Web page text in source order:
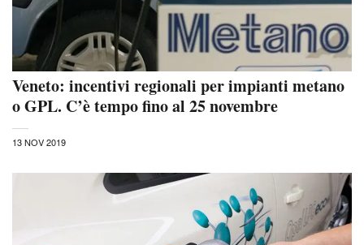
Veneto: incentivi regionali per impianti metano
o GPL. C’è tempo fino al 25 novembre
13 NOV 2019